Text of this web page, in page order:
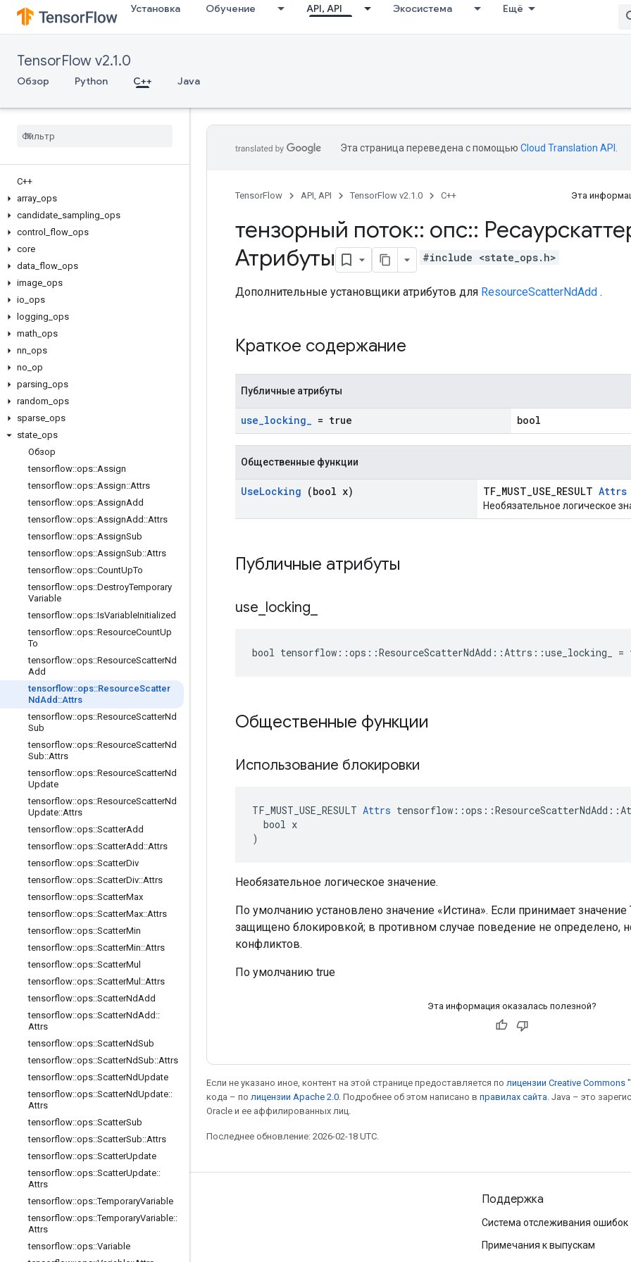
Установка Обучение API, API Экосистема Ещё
TensorFlow v2.1.0
Обзор Python C++ Java
C++
array ops
candidate sampling ops
control
flow ops
core
data flow ops
image ops
io ops
logging ops
math ops
nn ops
no op
parsing ops
random ops
sparse ops
state ops
Обзор
tensorflow::ops::Assign
tensorflow::ops::Assign::Attrs
tensorflow::ops::AssignAdd
tensorflow::ops::AssignAdd ::Attrs
tensorflow::ops::AssignSub
tensorflow::ops::AssignSub::Attrs
tensorflow::ops::CountUpTo
tensorflow::ops::DestroyTemporary
Variable
tensorflow::ops::IsVariableInitialized
tensorflow::ops::ResourceCountUp
To
tensorflow::ops::ResourceScatterNd
Add
tensorflow::ops::ResourceScatter
NdAdd ::Attrs
tensorflow::ops::ResourceScatterNd
Sub
tensorflow::ops::ResourceScatterNd
Sub::Attrs
tensorflow::ops::ResourceScatterNd
Update
tensorflow::ops::ResourceScatterNd
Update::Attrs
tensorflow::ops::ScatterAdd
tensorflow::ops::ScatterAdd ::Attrs
tensorflow::ops::ScatterDiv
tensorflow::ops::ScatterDiv::Attrs
tensorflow::ops::ScatterMax
tensorflow::ops::ScatterMax::Attrs
tensorflow::ops::ScatterMin
tensorflow::ops::ScatterMin::Attrs
tensorflow::ops::ScatterMul
tensorflow::ops::ScatterMul ::Attrs
tensorflow::ops::ScatterNdAdd
tensorflow::ops::ScatterNdAdd ::
Attrs
tensorflow::ops::ScatterNdSub
tensorflow::ops::ScatterNdSub::Attrs
tensorflow::ops::ScatterNdUpdate
tensorflow::ops::ScatterNdUpdate::
Attrs
tensorflow::ops::ScatterSub
tensorflow::ops::ScatterSub::Attrs
tensorflow::ops::ScatterUpdate
tensorflow::ops::ScatterUpdate::
Attrs
tensorflow::ops::TemporaryVariable
tensorflow::ops::TemporaryVariable::
Attrs
tensorflow::ops::Variable
Эта страница переведена с помощью Cloud Translation API
TensorFlow API, API TensorFlow v2.1.0 C++ Эта
тензорный поток:: опс::
Атрибуты
#include <state_ops.h>
Дополнительные установщики атрибутов для ResourceScatterNdAdd .
Краткое содержание
Публичные атрибуты
use_locking_ = true bool
Общественные функции
UseLocking (bool x) TF_MUST_USE_RESULT Attrs
Необязательное логическое
Публичные атрибуты
use locking
bool tensorflow::ops::ResourceScatterNdAdd::Attrs::use_locking_ =
Общественные функции
Использование блокировки
TF_MUST_USE_RESULT Attrs
  bool x
)
Необязательное логическое значение.
По умолчанию установлено значение «Истина». Если принимает значение
защищено блокировкой; в противном случае поведение не
конфликтов.
По умолчанию true
Эта информация оказалась полезной?
Если не указано иное, контент на этой странице предоставляется по лицензии Creative Commons
кода – по лицензии Apache 2.0 . Подробнее об этом написано в правилах сайта . Java – это
Oracle и ее аффилированных лиц.
Последнее обновление: 2026-02-18 UTC.
Мы в социальных сетях
Блог
Форум
Поддержка
Система отслеживания ошибок
Примечания к выпускам